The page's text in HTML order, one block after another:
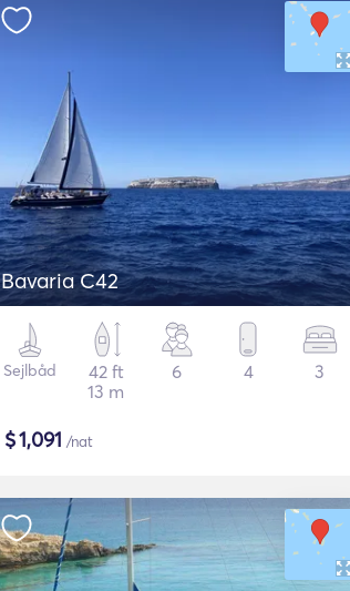
Bavaria C42
Sejlbåd
42 ft
13 m
6 4 3
$1,091 /nat